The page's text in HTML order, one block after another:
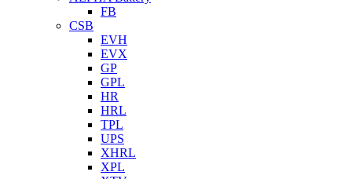
FB
CSB
EVH
EVX
GP
GPL
HR
HRL
TPL
UPS
XHRL
XPL